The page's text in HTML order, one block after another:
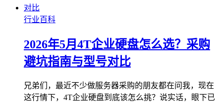
行业百科
2026年5月4T企业硬盘怎么选？采购
避坑指南与型号对比
兄弟们，最近不少做服务器采购的朋友都在问我，现在
这行情下，4T企业硬盘到底该怎么挑？说实话，眼下已